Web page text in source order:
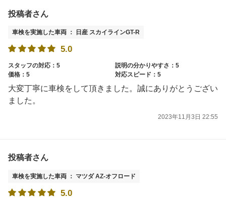
投稿者さん
車検を実施した車両 ： 日産 スカイラインGT-R
5.0
スタッフの対応：5
説明の分かりやすさ：5
価格：5
対応スピード：5
大変丁寧に車検をして頂きました。誠にありがとうござい
ました。
2023年11月3日 22:55
投稿者さん
車検を実施した車両 ： マツダ AZ-オフロード
5.0